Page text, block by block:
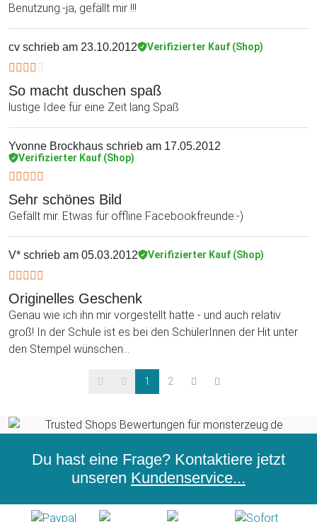
Benutzung.-ja, gefällt mir !!!
cv schrieb am 23.10.2012 Verifizierter Kauf (Shop)
So macht duschen spaß
lustige Idee für eine Zeit lang Spaß
Yvonne Brockhaus schrieb am 17.05.2012
Verifizierter Kauf (Shop)
Sehr schönes Bild
Gefällt mir. Etwas für offline Facebookfreunde:-)
V* schrieb am 05.03.2012 Verifizierter Kauf (Shop)
Originelles Geschenk
Genau wie ich ihn mir vorgestellt hatte - und auch relativ
groß! In der Schule ist es bei den SchülerInnen der Hit unter
den Stempel wünschen...
1 2
Du hast eine Frage? Kontaktiere jetzt
unseren Kundenservice...